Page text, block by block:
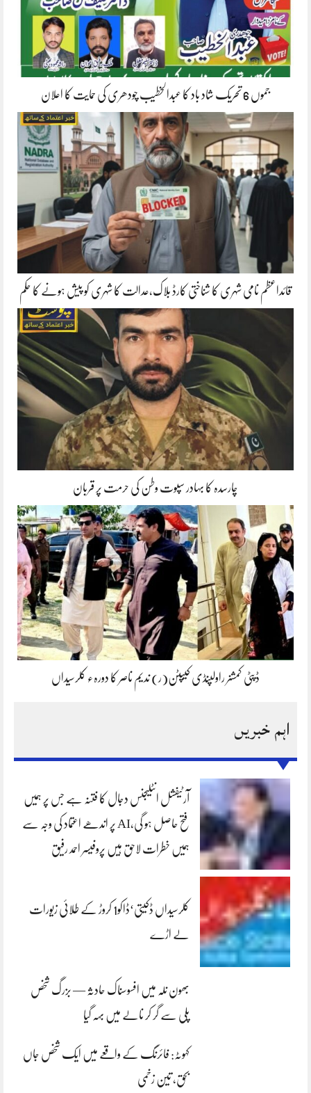
جموں 6 تحریک شاد باد کا عبدالخطیب چودھری کی حمایت کا اعلان
قائداعظم نامی شہری کا شناختی کارڈ بلاک،عدالت کا شہری کو پیش ہونے کا حکم
چارسدہ کا بہادر سپوت وطن کی حرمت پر قربان
ڈپٹی کمشنر راولپنڈی کیپٹن(ر) ندیم ناصر کا دورہء کلرسیداں
اہم خبریں
آرٹیفشل انٹلیجنس دجال کا فتنہ ہے جس پر ہمیں
فتح حاصل ہو گی،AI پر اندھے اعتماد کی وجہ سے
ہمیں خطرات لاحق ہیں پروفیسر احمد رفیق
کلرسیداں ڈکیتی‘ڈاکو1 کروڑ کے طلائی زیورات
لے اڑے
بھون نلہ میں افسوسناک حادثہ — بزرگ شخص
پلی سے گر کر نالے میں بہہ گیا
کہوٹہ: فائرنگ کے واقعے میں ایک شخص جاں
بحق، تین زخمی